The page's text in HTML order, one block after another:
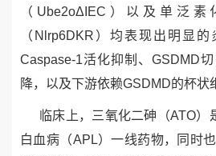
（ Ube2oΔIEC ）以及单泛素
（ Nlrp6DKR ） 均表现出明显的
Caspase-1活化抑制、GSDMD切
降，以及下游依赖GSDMD的杯状
临床上，三氧化二砷（ATO）
白血病（APL）一线药物，同时